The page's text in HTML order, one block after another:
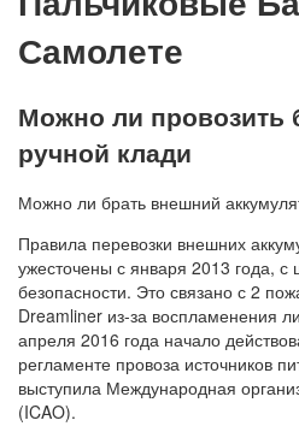
Самолете
Можно ли провозить
ручной клади
Можно ли брать внешний
Правила перевозки внешних
ужесточены с января 2013 года, с
безопасности. Это связано с 2
Dreamliner из-за воспламенения
апреля 2016 года начало
регламенте провоза источников
выступила Международная
(ICAO).